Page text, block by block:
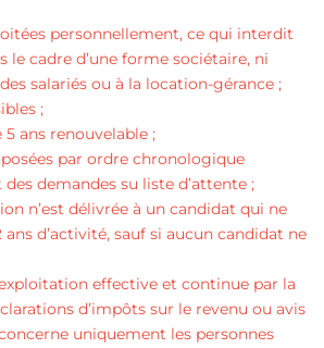
personnellement, ce qui interdit
le cadre d’une forme sociétaire, ni
salariés ou à la location-gérance ;
;
ans renouvelable ;
par ordre chronologique
demandes su liste d’attente ;
n’est délivrée à un candidat qui ne
d’activité, sauf si aucun candidat ne
effective et continue par la
d’impôts sur le revenu ou avis
uniquement les personnes